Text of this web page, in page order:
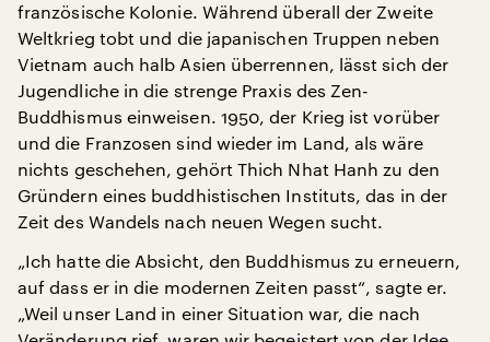
französische Kolonie. Während überall der Zweite
Weltkrieg tobt und die japanischen Truppen neben
Vietnam auch halb Asien überrennen, lässt sich der
Jugendliche in die strenge Praxis des Zen-
Buddhismus einweisen. 1950, der Krieg ist vorüber
und die Franzosen sind wieder im Land, als wäre
nichts geschehen, gehört Thich Nhat Hanh zu den
Gründern eines buddhistischen Instituts, das in der
Zeit des Wandels nach neuen Wegen sucht.
„Ich hatte die Absicht, den Buddhismus zu erneuern,
auf dass er in die modernen Zeiten passt“, sagte er.
„Weil unser Land in einer Situation war, die nach